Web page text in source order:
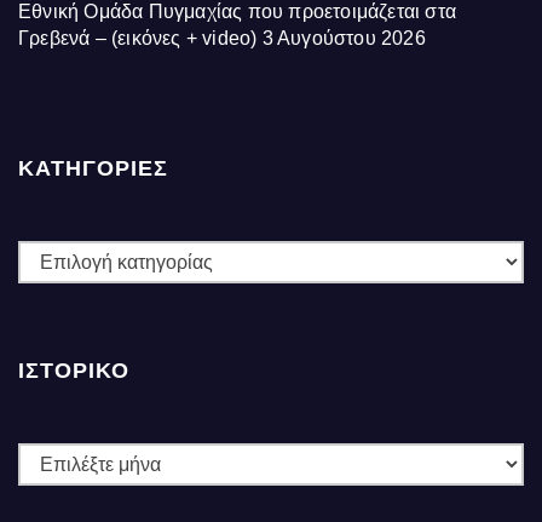
Εθνική Ομάδα Πυγμαχίας που προετοιμάζεται στα
Γρεβενά – (εικόνες + video) 3 Αυγούστου 2026
ΚΑΤΗΓΟΡΙΕΣ
ΚΑΤΗΓΟΡΙΕΣ
ΙΣΤΟΡΙΚΌ
Ιστορικό